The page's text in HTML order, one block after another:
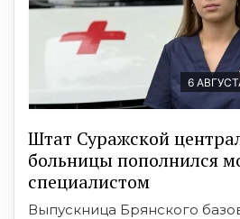
6
Штат Суражской
больницы пополнился
специалистом
Выпускница Брянского